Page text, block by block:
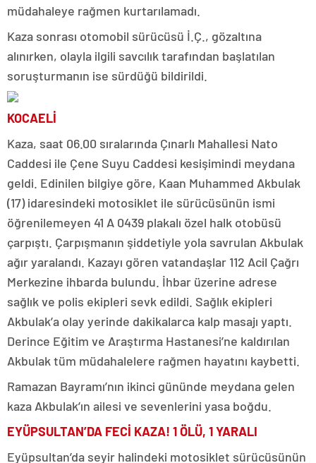
müdahaleye rağmen kurtarılamadı.
Kaza sonrası otomobil sürücüsü İ.Ç., gözaltına
alınırken, olayla ilgili savcılık tarafından başlatılan
soruşturmanın ise sürdüğü bildirildi.
KOCAELİ
Kaza, saat 06.00 sıralarında Çınarlı Mahallesi Nato
Caddesi ile Çene Suyu Caddesi kesişimindi meydana
geldi. Edinilen bilgiye göre, Kaan Muhammed Akbulak
(17) idaresindeki motosiklet ile sürücüsünün ismi
öğrenilemeyen 41 A 0439 plakalı özel halk otobüsü
çarpıştı. Çarpışmanın şiddetiyle yola savrulan Akbulak
ağır yaralandı. Kazayı gören vatandaşlar 112 Acil Çağrı
Merkezine ihbarda bulundu. İhbar üzerine adrese
sağlık ve polis ekipleri sevk edildi. Sağlık ekipleri
Akbulak’a olay yerinde dakikalarca kalp masajı yaptı.
Derince Eğitim ve Araştırma Hastanesi’ne kaldırılan
Akbulak tüm müdahalelere rağmen hayatını kaybetti.
Ramazan Bayramı’nın ikinci gününde meydana gelen
kaza Akbulak’ın ailesi ve sevenlerini yasa boğdu.
EYÜPSULTAN’DA FECİ KAZA! 1 ÖLÜ, 1 YARALI
Eyüpsultan’da seyir halindeki motosiklet sürücüsünün